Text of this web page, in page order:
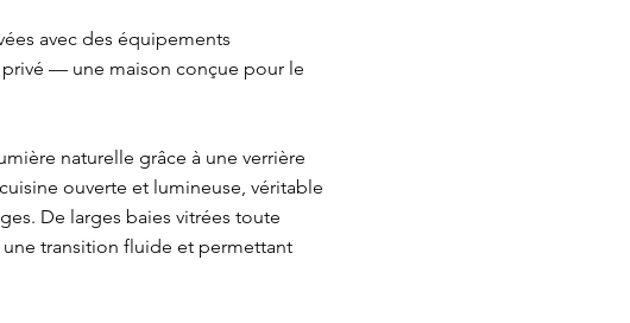
avec des équipements
— une maison conçue pour le
naturelle grâce à une verrière
ouverte et lumineuse, véritable
De larges baies vitrées toute
une transition fluide et permettant